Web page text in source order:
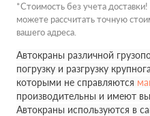
*Стоимость без учета
можете рассчитать точную
вашего адреса.
Автокраны различной
погрузку и разгрузку
которыми не справляются
производительны и имеют
Автокраны используются в